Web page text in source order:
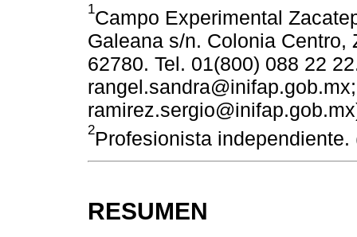
1Campo Experimental
Galeana s/n. Colonia Centro,
62780. Tel. 01(800) 088 22
2Profesionista
RESUMEN